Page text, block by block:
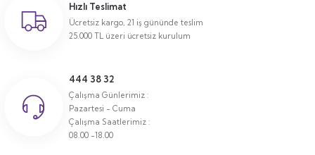
Hızlı Teslimat
Ücretsiz kargo, 21 iş gününde teslim
25.000 TL üzeri ücretsiz kurulum
444 38 32
Çalışma Günlerimiz :
Pazartesi - Cuma
Çalışma Saatlerimiz :
08.00 -18.00